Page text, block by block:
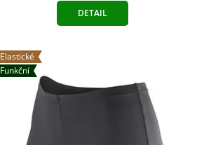
DETAIL
Elastické
Funkční